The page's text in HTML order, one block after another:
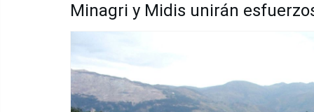
Minagri y Midis unirán